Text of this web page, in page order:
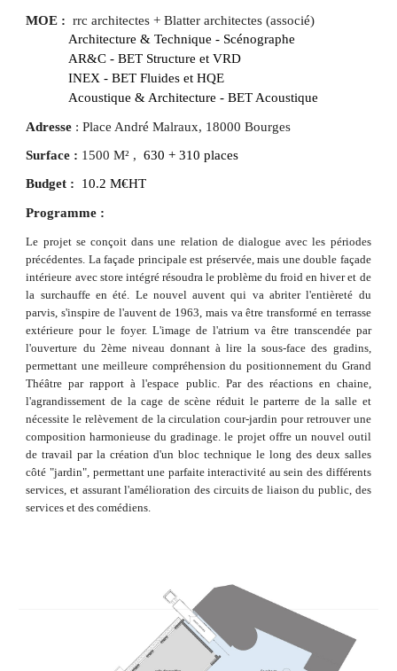
MOE :
  rrc architectes
+ Blatter architectes (associé)
  Architecture & Technique - Scénographe
  AR&C - BET Structure et VRD
  INEX - BET Fluides et HQE
  Acoustique & Architecture - BET Acoustique
Adresse : Place André Malraux, 18000 Bourges
Surface : 1500 M² , 630 + 310 places
Budget : 10.2 M€HT
Programme :
Le projet se conçoit dans une relation de dialogue avec les périodes
précédentes. La façade principale est préservée, mais une double façade
intérieure avec store intégré résoudra le problème du froid en hiver et de
la surchauffe en été. Le nouvel auvent qui va abriter l'entièreté du
parvis, s'inspire de l'auvent de 1963, mais va être transformé en terrasse
extérieure pour le foyer. L'image de l'atrium va être transcendée par
l'ouverture du 2ème niveau donnant à lire la sous-face des gradins,
permettant une meilleure compréhension du positionnement du Grand
Théâtre par rapport à l'espace public. Par des réactions en chaine,
l'agrandissement de la cage de scène réduit le parterre de la salle et
nécessite le relèvement de la circulation cour-jardin pour retrouver une
composition harmonieuse du gradinage. le projet offre un nouvel outil
de travail par la création d'un bloc technique le long des deux salles
côté "jardin", permettant une parfaite interactivité au sein des différents
services, et assurant l'amélioration des circuits de liaison du public, des
services et des comédiens.